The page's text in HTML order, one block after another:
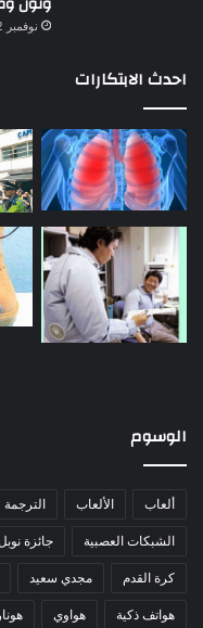
نوفمبر 22, 2021
احدث الابتكارات
الوسوم
ألعاب الألعاب الترجمة
الشبكات العصبية جائزة نوبل
كرة القدم مجدي سعيد
هواتف ذكية هواوي هونار